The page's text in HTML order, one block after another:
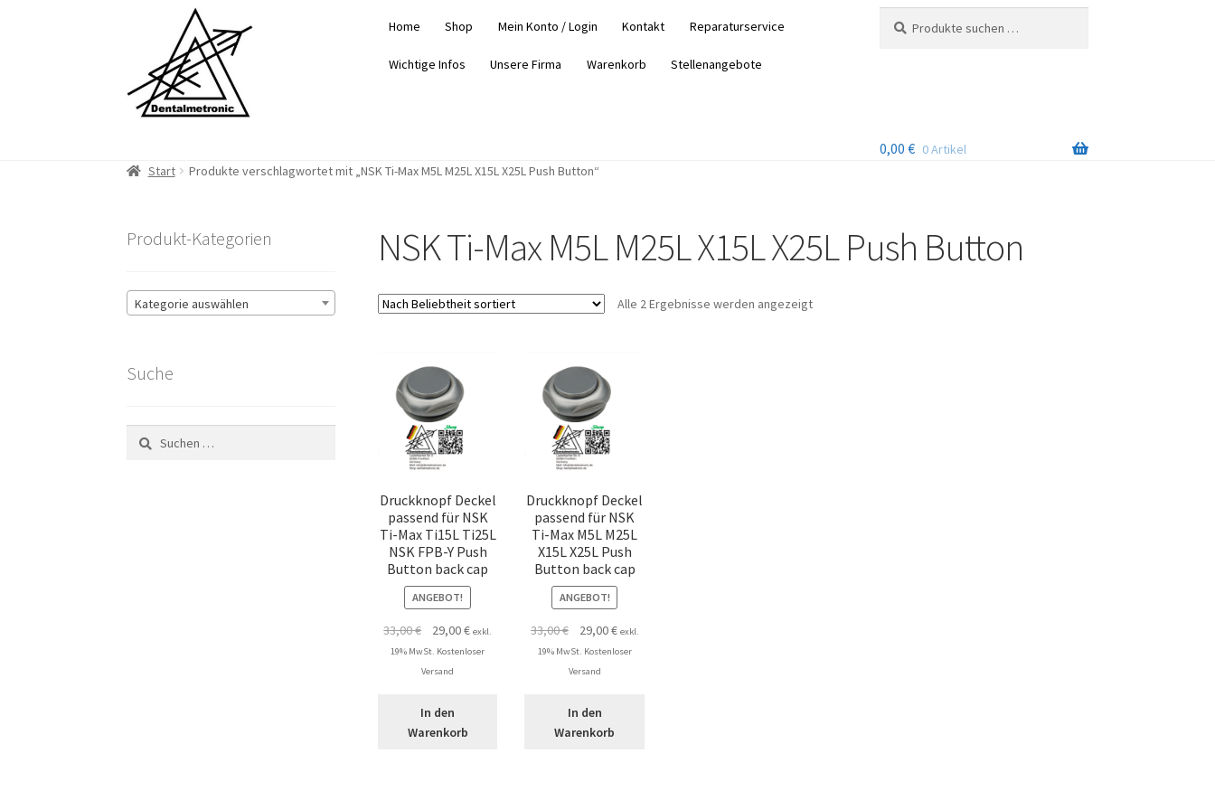
Navigation
springen
springen
Home Shop Mein Konto / Login Kontakt Reparaturservice
Wichtige Infos Unsere Firma Warenkorb Stellenangebote
nach:
0,00 € 0 Artikel
Start
Produkte verschlagwortet mit „NSK Ti-Max M5L M25L X15L X25L Push Button“
NSK Ti-Max M5L M25L X15L X25L Push Button
Alle 2 Ergebnisse werden angezeigtNach
Druckknopf Deckel
passend für NSK
Ti-Max Ti15L Ti25L
NSK FPB-Y Push
Button back cap
ANGEBOT!
33,00€
Ursprünglicher
Preis
war:
29,00€Aktueller
Preis
exkl.
19% MwSt. Kostenloser
Versand
In den
Warenkorb
Druckknopf Deckel
passend für NSK
Ti-Max M5L M25L
X15L X25L Push
Button back cap
ANGEBOT!
33,00€
Ursprünglicher
Preis
war:
29,00€Aktueller
Preis
exkl.
19% MwSt. Kostenloser
Versand
In den
Warenkorb
Produkt-Kategorien
Kategorie auswählen
Suche
Suchen
nach: